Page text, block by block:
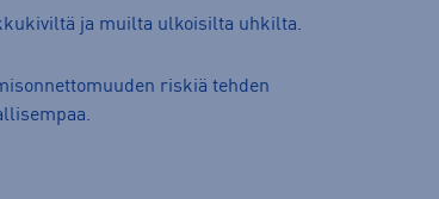
ja muilta ulkoisilta uhkilta.
riskiä tehden